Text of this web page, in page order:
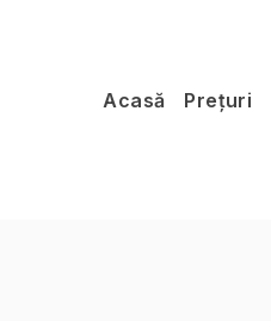
Acasă Prețuri